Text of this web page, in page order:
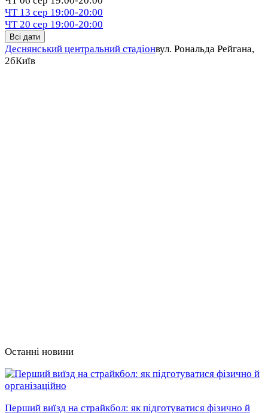
ЧТ 13 сер 19:00-20:00
ЧТ 20 сер 19:00-20:00
Всі дати
Деснянський центральний стадіонвул. Рональда Рейгана,
2бКиїв
Останні новини
Перший виїзд на страйкбол: як підготуватися фізично й